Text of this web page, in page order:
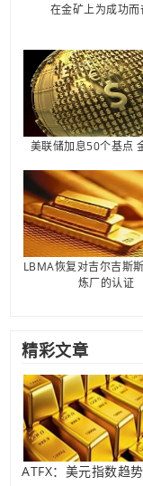
在金矿上为成功而
美联储加息50个基点
LBMA恢复对吉尔吉斯
炼厂的认证
精彩文章
ATFX：美元指数趋势